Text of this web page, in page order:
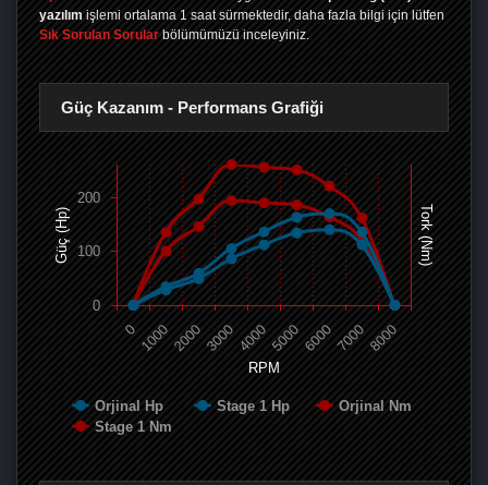
yazılım işlemi ortalama 1 saat sürmektedir, daha fazla bilgi için lütfen
Sık Sorulan Sorular bölümümüzü inceleyiniz.
Güç Kazanım - Performans Grafiği
RPM
Güç (Hp) Tork (Nm)
Orjinal Hp Stage 1 Hp
Orjinal Nm
Stage 1 Nm
0 100020003000 40005000600070008000
0
100
200